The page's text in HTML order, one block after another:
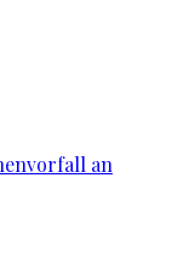
an